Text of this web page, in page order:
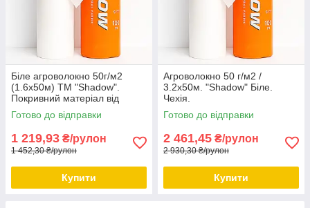
Біле агроволокно 50г/м2
(1.6х50м) ТМ "Shadow".
Покривний матеріал від
заморозків.
Готово до відправки
1 219,93 ₴/рулон
1 452,30 ₴/рулон
Купити
Агроволокно 50 г/м2 /
3.2х50м. "Shadow" Біле.
Чехія.
Готово до відправки
2 461,45 ₴/рулон
2 930,30 ₴/рулон
Купити